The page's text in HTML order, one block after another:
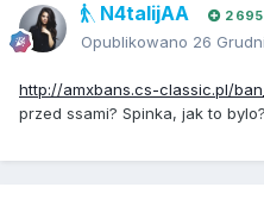
N4talijAA 2 695
Opublikowano 26
http://amxbans.cs-classic.pl/
przed ssami? Spinka, jak to bylo?